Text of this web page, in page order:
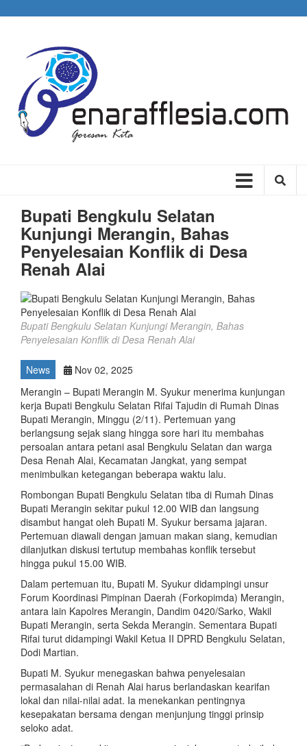
to
Bupati Bengkulu Selatan
Kunjungi Merangin, Bahas
Penyelesaian Konflik di Desa
Renah Alai
Bupati Bengkulu Selatan Kunjungi Merangin, Bahas
Penyelesaian Konflik di Desa Renah Alai
News
Nov 02, 2025
Merangin – Bupati Merangin M. Syukur menerima kunjungan
kerja Bupati Bengkulu Selatan Rifai Tajudin di Rumah Dinas
Bupati Merangin, Minggu (2/11). Pertemuan yang
berlangsung sejak siang hingga sore hari itu membahas
persoalan antara petani asal Bengkulu Selatan dan warga
Desa Renah Alai, Kecamatan Jangkat, yang sempat
menimbulkan ketegangan beberapa waktu lalu.
Rombongan Bupati Bengkulu Selatan tiba di Rumah Dinas
Bupati Merangin sekitar pukul 12.00 WIB dan langsung
disambut hangat oleh Bupati M. Syukur bersama jajaran.
Pertemuan diawali dengan jamuan makan siang, kemudian
dilanjutkan diskusi tertutup membahas konflik tersebut
hingga pukul 15.00 WIB.
Dalam pertemuan itu, Bupati M. Syukur didampingi unsur
Forum Koordinasi Pimpinan Daerah (Forkopimda) Merangin,
antara lain Kapolres Merangin, Dandim 0420/Sarko, Wakil
Bupati Merangin, serta Sekda Merangin. Sementara Bupati
Rifai turut didampingi Wakil Ketua II DPRD Bengkulu Selatan,
Dodi Martian.
Bupati M. Syukur menegaskan bahwa penyelesaian
permasalahan di Renah Alai harus berlandaskan kearifan
lokal dan nilai-nilai adat. Ia menekankan pentingnya
kesepakatan bersama dengan menjunjung tinggi prinsip
seloko adat.